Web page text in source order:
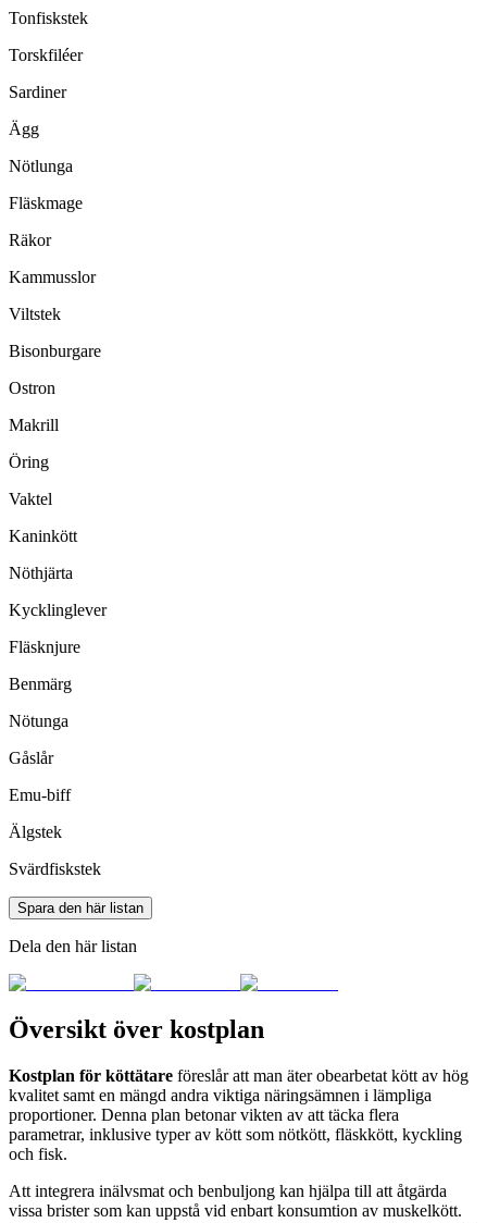
Tonfiskstek
Torskfiléer
Sardiner
Ägg
Nötlunga
Fläskmage
Räkor
Kammusslor
Viltstek
Bisonburgare
Ostron
Makrill
Öring
Vaktel
Kaninkött
Nöthjärta
Kycklinglever
Fläsknjure
Benmärg
Nötunga
Gåslår
Emu-biff
Älgstek
Svärdfiskstek
Spara den här listan
Dela den här listan
Översikt över kostplan
Kostplan för köttätare föreslår att man äter obearbetat kött av hög
kvalitet samt en mängd andra viktiga näringsämnen i lämpliga
proportioner. Denna plan betonar vikten av att täcka flera
parametrar, inklusive typer av kött som nötkött, fläskkött, kyckling
och fisk.
Att integrera inälvsmat och benbuljong kan hjälpa till att åtgärda
vissa brister som kan uppstå vid enbart konsumtion av muskelkött.